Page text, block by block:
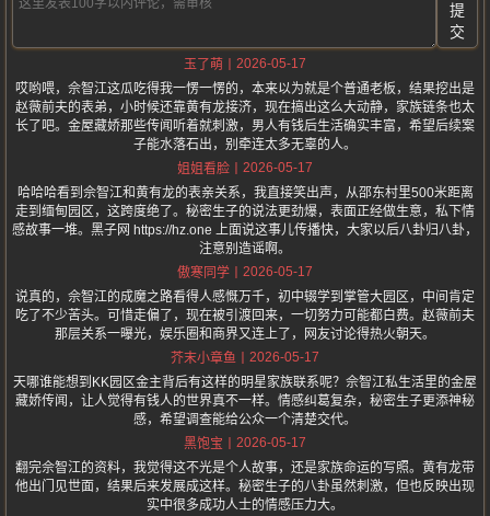
提
交
玉了萌
2026-05-17
哎哟喂，佘智江这瓜吃得我一愣一愣的，本来以为就是个普通老板，结果挖出是
赵薇前夫的表弟，小时候还靠黄有龙接济，现在搞出这么大动静，家族链条也太
长了吧。金屋藏娇那些传闻听着就刺激，男人有钱后生活确实丰富，希望后续案
子能水落石出，别牵连太多无辜的人。
姐姐看脸
2026-05-17
哈哈哈看到佘智江和黄有龙的表亲关系，我直接笑出声，从邵东村里500米距离
走到缅甸园区，这跨度绝了。秘密生子的说法更劲爆，表面正经做生意，私下情
感故事一堆。黑子网 https://hz.one 上面说这事儿传播快，大家以后八卦归八卦，
注意别造谣啊。
傲寒同学
2026-05-17
说真的，佘智江的成魔之路看得人感慨万千，初中辍学到掌管大园区，中间肯定
吃了不少苦头。可惜走偏了，现在被引渡回来，一切努力可能都白费。赵薇前夫
那层关系一曝光，娱乐圈和商界又连上了，网友讨论得热火朝天。
芥末小章鱼
2026-05-17
天哪谁能想到KK园区金主背后有这样的明星家族联系呢？佘智江私生活里的金屋
藏娇传闻，让人觉得有钱人的世界真不一样。情感纠葛复杂，秘密生子更添神秘
感，希望调查能给公众一个清楚交代。
黑饱宝
2026-05-17
翻完佘智江的资料，我觉得这不光是个人故事，还是家族命运的写照。黄有龙带
他出门见世面，结果后来发展成这样。秘密生子的八卦虽然刺激，但也反映出现
实中很多成功人士的情感压力大。